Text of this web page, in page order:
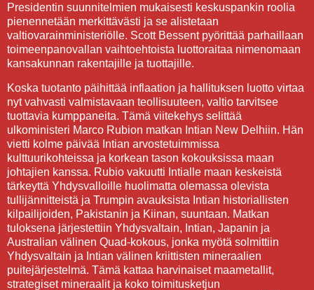
Presidentin suunnitelmien mukaisesti keskuspankin roolia
pienennetään merkittävästi ja se alistetaan
valtiovarainministeriölle. Scott Bessent pyörittää parhaillaan
toimeenpanovallan vaihtoehtoista luottoraitaa nimenomaan
kansakunnan rakentajille ja tuottajille.
Koska tuotanto päihittää inflaation ja hallituksen luotto virtaa
nyt vahvasti valmistavaan teollisuuteen, valtio tarvitsee
tuottavia kumppaneita. Tämä viitekehys selittää
ulkoministeri Marco Rubion matkan Intian New Delhiin. Hän
vietti kolme päivää Intian arvostetuimmissa
kulttuurikohteissa ja korkean tason kokouksissa maan
johtajien kanssa. Rubio vakuutti Intialle maan keskeistä
tärkeyttä Yhdysvalloille huolimatta olemassa olevista
tullijännitteistä ja Trumpin avauksista Intian historiallisten
kilpailijoiden, Pakistanin ja Kiinan, suuntaan. Matkan
tuloksena järjestettiin Yhdysvaltain, Intian, Japanin ja
Australian välinen Quad-kokous, jonka myötä solmittiin
Yhdysvaltain ja Intian välinen kriittisten mineraalien
puitejärjestelmä. Tämä kattaa harvinaiset maametallit,
strategiset mineraalit ja koko toimitusketjun